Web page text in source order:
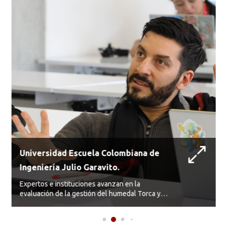
Universidad Escuela Colombiana de
Ingeniería Julio Garavito.
Expertos e instituciones avanzan en la
evaluación de la gestión del humedal Torca y